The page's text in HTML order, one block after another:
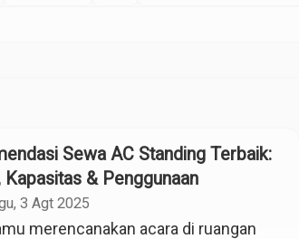
Sewa AC Standing Terbaik:
Kapasitas & Penggunaan
3 Agt 2025
merencanakan acara di ruangan